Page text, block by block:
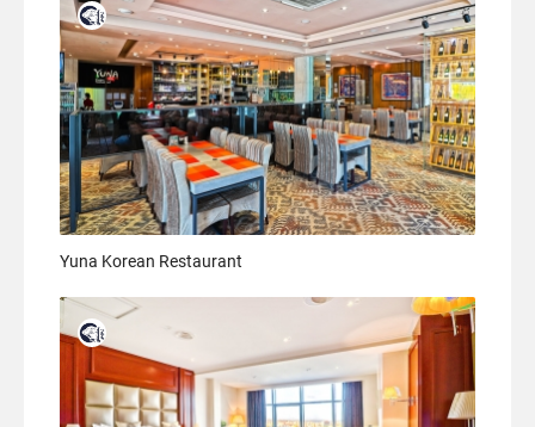
Yuna Korean Restaurant